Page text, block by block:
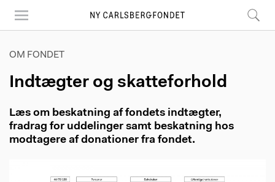
main
OM FONDET
Indtægter og skatteforhold
Læs om beskatning af fondets indtægter,
fradrag for uddelinger samt beskatning hos
modtagere af donationer fra fondet.